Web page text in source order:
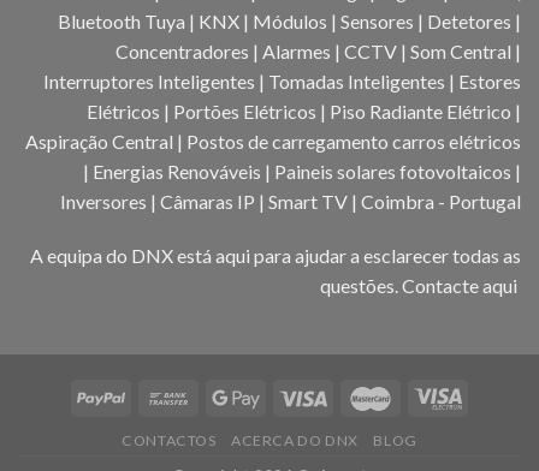
Bluetooth Tuya | KNX | Módulos | Sensores | Detetores |
Concentradores | Alarmes | CCTV | Som Central |
Interruptores Inteligentes | Tomadas Inteligentes | Estores
Elétricos | Portões Elétricos | Piso Radiante Elétrico |
Aspiração Central | Postos de carregamento carros elétricos
| Energias Renováveis | Paineis solares fotovoltaicos |
Inversores | Câmaras IP | Smart TV | Coimbra - Portugal
A equipa do DNX está aqui para ajudar a esclarecer todas as
questões.Contacte aqui
CONTACTOS ACERCA DO DNX BLOG